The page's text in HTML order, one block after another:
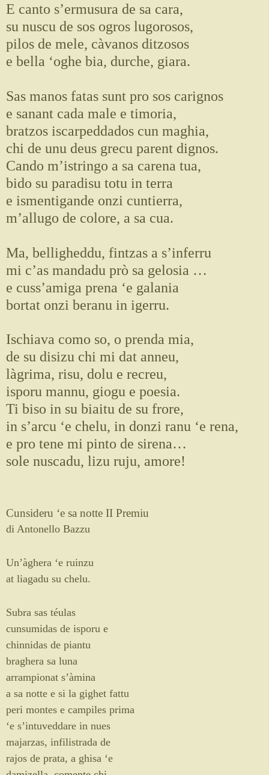
E canto s’ermusura de sa cara,
su nuscu de sos ogros lugorosos,
pilos de mele, càvanos ditzosos
e bella ‘oghe bia, durche, giara.
Sas manos fatas sunt pro sos carignos
e sanant cada male e timoria,
bratzos iscarpeddados cun maghia,
chi de unu deus grecu parent dignos.
Cando m’istringo a sa carena tua,
bido su paradisu totu in terra
e ismentigande onzi cuntierra,
m’allugo de colore, a sa cua.
Ma, belligheddu, fintzas a s’inferru
mi c’as mandadu prò sa gelosia …
e cuss’amiga prena ‘e galania
bortat onzi beranu in igerru.
Ischiava como so, o prenda mia,
de su disizu chi mi dat anneu,
làgrima, risu, dolu e recreu,
isporu mannu, giogu e poesia.
Ti biso in su biaitu de su frore,
in s’arcu ‘e chelu, in donzi ranu ‘e rena,
e pro tene mi pinto de sirena…
sole nuscadu, lizu ruju, amore!
Cunsideru ‘e sa notte II Premiu
di Antonello Bazzu
Un’àghera ‘e ruinzu
at liagadu su chelu.
Subra sas téulas
cunsumidas de isporu e
chinnidas de piantu
braghera sa luna
arrampionat s’àmina
a sa notte e si la gighet fattu
peri montes e campiles prima
‘e s’intuveddare in nues
majarzas, infilistrada de
rajos de prata, a ghisa ‘e